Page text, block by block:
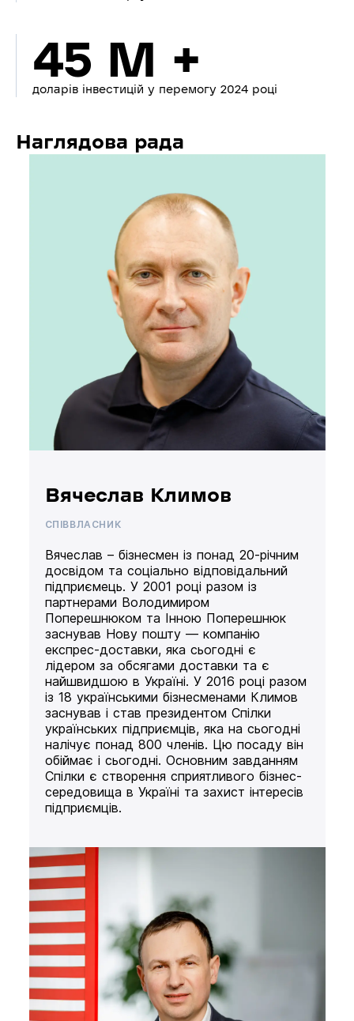
45 M +
доларів інвестицій у перемогу 2024 році
Наглядова рада
Вячеслав Климов
СПІВВЛАСНИК
Вячеслав – бізнесмен із понад 20-річним
досвідом та соціально відповідальний
підприємець. У 2001 році разом із
партнерами Володимиром
Поперешнюком та Інною Поперешнюк
заснував Нову пошту — компанію
експрес-доставки, яка сьогодні є
лідером за обсягами доставки та є
найшвидшою в Україні. У 2016 році разом
із 18 українськими бізнесменами Климов
заснував і став президентом Спілки
українських підприємців, яка на сьогодні
налічує понад 800 членів. Цю посаду він
обіймає і сьогодні. Основним завданням
Спілки є створення сприятливого бізнес-
середовища в Україні та захист інтересів
підприємців.